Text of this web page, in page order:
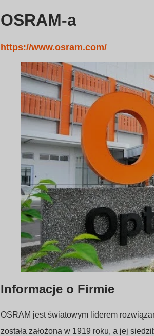
OSRAM-a
https://www.osram.com/
Informacje o Firmie
OSRAM jest światowym liderem
została założona w 1919 roku, a jej